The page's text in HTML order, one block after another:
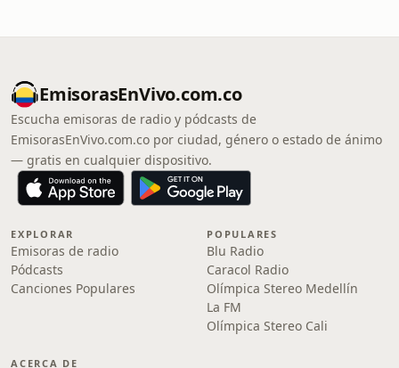
EmisorasEnVivo.com.co
Escucha emisoras de radio y pódcasts de
EmisorasEnVivo.com.co por ciudad, género o estado de ánimo
— gratis en cualquier dispositivo.
EXPLORAR
Emisoras de radio
Pódcasts
Canciones Populares
POPULARES
Blu Radio
Caracol Radio
Olímpica Stereo Medellín
La FM
Olímpica Stereo Cali
ACERCA DE